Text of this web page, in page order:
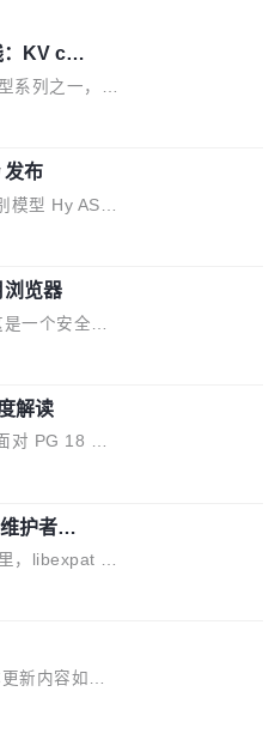
KV ca
升 4
系列之一，但
了。月之暗面
长上下文、M
，但 GPU 显
AI 团队
官方博客上发
——KV cache
cache 的完
发布
模型 Hy ASR
模型 Hy3 的
能力的全面升
目标在于：
正听懂。通过
为“理解语
3.0 previe
盖粤语、吴语
在多语种的
浏览器
一个安全更
fixe
潜在的越界访
载和解析内
避免音频加
低于 8kHz
talkie" 音
拒绝 修复了 C
如果表单中
它们将不再关
解读
对 PG 18 已
工具（如 Co
再逐条要求生
出对用户体感
的 PG 19，则
时间点
分析提炼。
这一方法也为
的思路。
护者提
，libexpat 的
务、社交生活
维护者 S
。8 月 4 日，
8 月 1 日起，
6 个月。发
新内容如
增强功能：